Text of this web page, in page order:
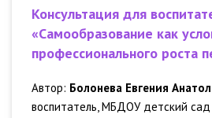
Консультация для
«Самообразование как
профессионального роста
Автор: Болонева Евгения
воспитатель, МБДОУ детский сад